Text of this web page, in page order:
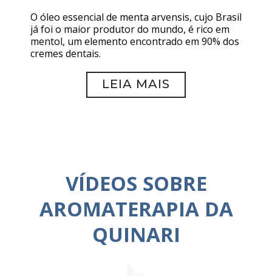
O óleo essencial de menta arvensis, cujo Brasil
já foi o maior produtor do mundo, é rico em
mentol, um elemento encontrado em 90% dos
cremes dentais.
LEIA MAIS
VÍDEOS SOBRE
AROMATERAPIA DA
QUINARI